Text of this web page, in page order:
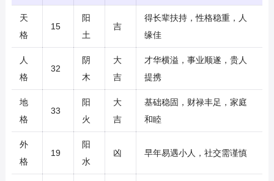
天
格
15
阳
土
吉
得长辈扶持，性格稳重，人
缘佳
人
格
32
阴
木
大
吉
才华横溢，事业顺遂，贵人
提携
地
格
33
阳
火
大
吉
基础稳固，财禄丰足，家庭
和睦
外
格
19
阳
水
凶 早年易遇小人，社交需谨慎